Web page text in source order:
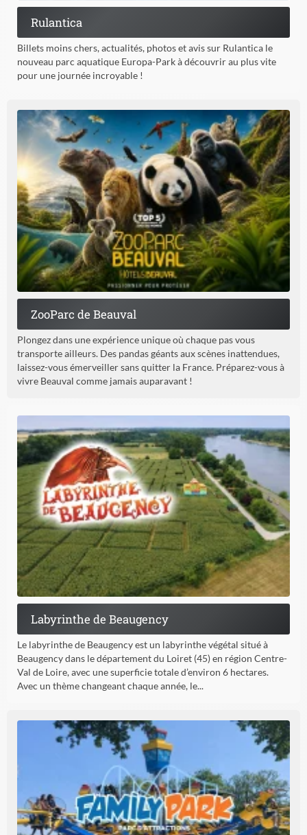
Rulantica
Billets moins chers, actualités, photos et avis sur Rulantica le
nouveau parc aquatique Europa-Park à découvrir au plus vite
pour une journée incroyable !
ZooParc de Beauval
Plongez dans une expérience unique où chaque pas vous
transporte ailleurs. Des pandas géants aux scènes inattendues,
laissez-vous émerveiller sans quitter la France. Préparez-vous à
vivre Beauval comme jamais auparavant !
Labyrinthe de Beaugency
Le labyrinthe de Beaugency est un labyrinthe végétal situé à
Beaugency dans le département du Loiret (45) en région Centre-
Val de Loire, avec une superficie totale d’environ 6 hectares.
Avec un thème changeant chaque année, le...